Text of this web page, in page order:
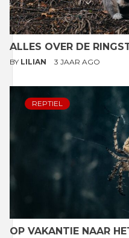
ALLES OVER DE
BY LILIAN 3 JAAR AGO
REPTIEL
OP VAKANTIE NAAR